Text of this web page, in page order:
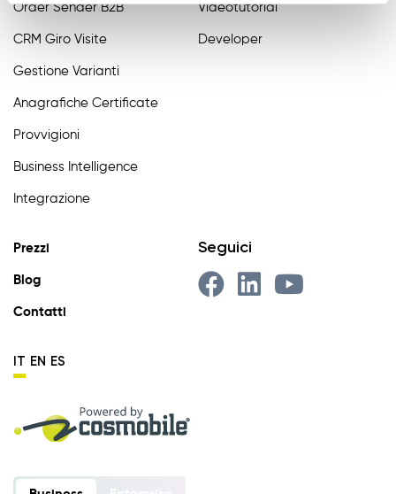
Order Sender B2B
CRM Giro Visite
Gestione Varianti
Anagrafiche Certificate
Provvigioni
Business Intelligence
Integrazione
Videotutorial
Developer
Prezzi
Blog
Contatti
IT EN ES
Seguici